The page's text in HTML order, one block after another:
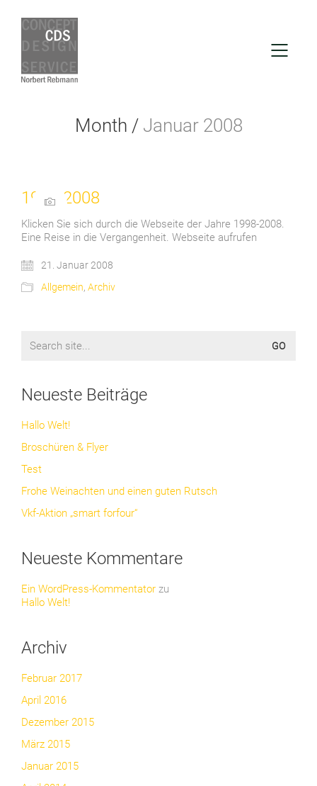
Month / Januar 2008
1998-2008
Klicken Sie sich durch die Webseite der Jahre 1998-2008.
Eine Reise in die Vergangenheit. Webseite aufrufen
21. Januar 2008
Allgemein, Archiv
for:
Neueste Beiträge
Hallo Welt!
Broschüren & Flyer
Test
Frohe Weinachten und einen guten Rutsch
Vkf-Aktion „smart forfour“
Neueste Kommentare
Ein WordPress-Kommentator zu
Hallo Welt!
Archiv
Februar 2017
April 2016
Dezember 2015
März 2015
Januar 2015